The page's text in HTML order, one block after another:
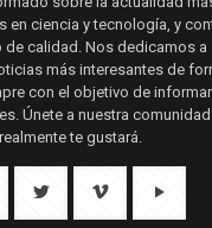
en ciencia y tecnología, y
de calidad. Nos dedicamos a
más interesantes de
con el objetivo de informar
Únete a nuestra
te gustará.